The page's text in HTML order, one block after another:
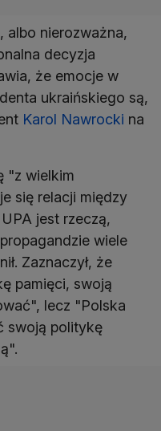
albo nierozważna,
decyzja
że emocje w
ukraińskiego są,
Karol Nawrocki na
"z wielkim
się relacji między
jest rzeczą,
wiele
Zaznaczył, że
pamięci, swoją
lecz "Polska
swoją politykę